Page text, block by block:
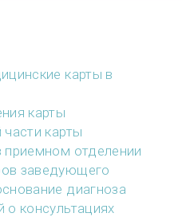
карты в
карты
карты
отделении
заведующего
диагноза
консультациях